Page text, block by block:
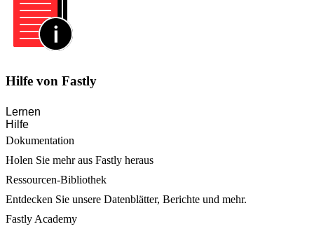
Hilfe von Fastly
Lernen
Hilfe
Dokumentation
Holen Sie mehr aus Fastly heraus
Ressourcen-Bibliothek
Entdecken Sie unsere Datenblätter, Berichte und mehr.
Fastly Academy